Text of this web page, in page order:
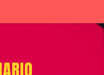
agosto de 2026
2015
agricultura familiar